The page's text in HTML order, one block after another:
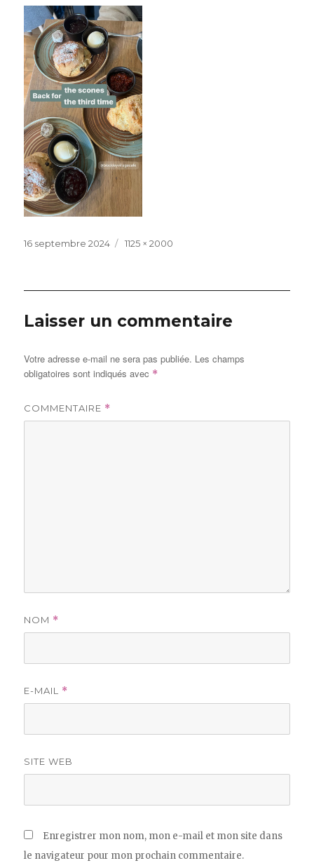
Publié
16 septembre 2024
Taille
1125 × 2000
Laisser un commentaire
Votre adresse e-mail ne sera pas publiée. Les champs
obligatoires sont indiqués avec *
COMMENTAIRE *
NOM *
E-MAIL *
SITE WEB
Enregistrer mon nom, mon e-mail et mon site dans
le navigateur pour mon prochain commentaire.